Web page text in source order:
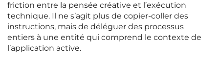
friction entre la pensée créative et l’exécution
technique. Il ne s’agit plus de copier-coller des
instructions, mais de déléguer des processus
entiers à une entité qui comprend le contexte de
l’application active.